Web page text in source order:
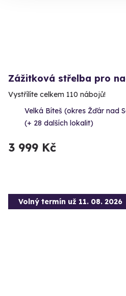
Zážitková střelba pro
Vystřílíte celkem 110 nábojů!
Velká Bíteš (okres Žďár nad
(+ 28 dalších lokalit)
3 999 Kč
Volný termín už 11. 08. 2026